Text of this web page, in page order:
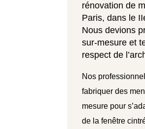
rénovation de
Paris, dans le
Nous devions
sur-mesure et
respect de
Nos
fabriquer des
mesure pour
de la fenêtre